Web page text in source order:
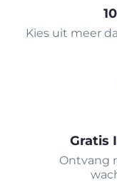
Kies uit meer
Gratis
Ontvang